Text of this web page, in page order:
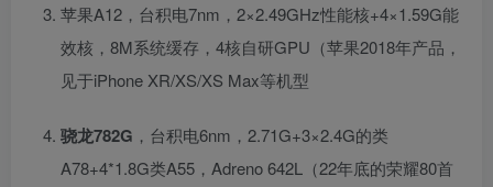
苹果A12，台积电7nm，2×2.49GHz性能核+4×1.59G能
效核，8M系统缓存，4核自研GPU（苹果2018年产品，
见于iPhone XR/XS/XS Max等机型
骁龙782G ，台积电6nm，2.71G+3×2.4G的类
A78+4*1.8G类A55，Adreno 642L（22年底的荣耀80首